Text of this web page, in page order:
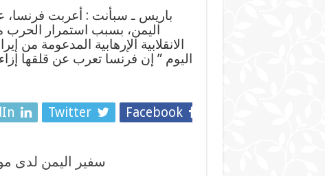
باريس ـ سبأنت : أعربت فرنسا،
اليمن، بسبب استمرار الحرب
الانقلابية الإرهابية المدعومة من
اليوم ” إن فرنسا تعرب عن قلقها
Facebook
Twitter
سفير اليمن لدى